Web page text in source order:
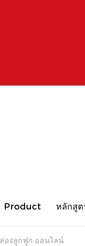
Product หลักสู
องลูกฟูก ออนไลน์